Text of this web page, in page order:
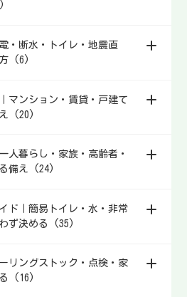
・断水・トイレ・地震直
方 (6)
マンション・賃貸・戸建て
(20)
人暮らし・家族・高齢者・
備え (24)
ド｜簡易トイレ・水・非常
ず決める (35)
リングストック・点検・家
(16)